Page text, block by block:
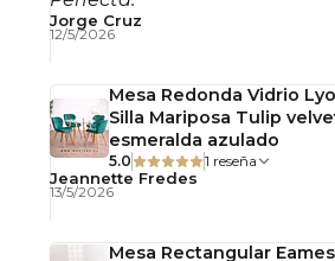
secar completamente tras la
resguardar bajo techo en
Importante: Este producto se
Observaciones
No incluye accesorios
Jorge Cruz
12/5/2026
Mesa Redonda Vidrio
Silla Mariposa Tulip
esmeralda azulado
5.0 1 reseña
Jeannette Fredes
13/5/2026
Mesa Rectangular